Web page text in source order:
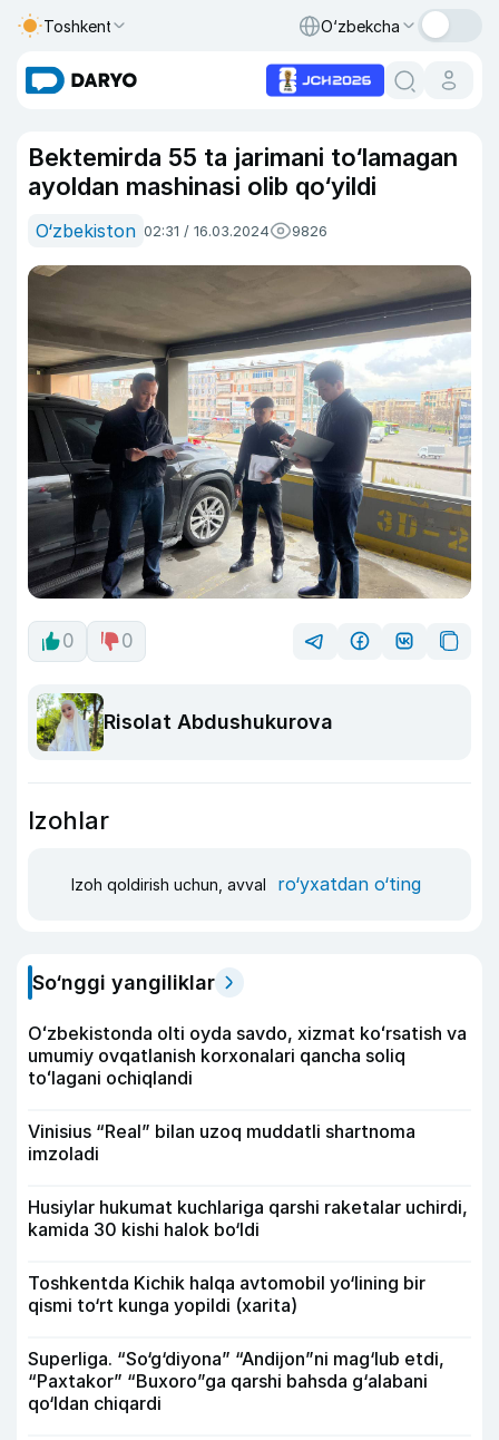
Toshkent O‘zbekcha
Bektemirda 55 ta jarimani to‘lamagan
ayoldan mashinasi olib qo‘yildi
O‘zbekiston 02:31 / 16.03.2024 9826
0 0
Risolat Abdushukurova
Izohlar
Izoh qoldirish uchun, avval ro‘yxatdan o‘ting
So‘nggi yangiliklar
Oʻzbekistonda olti oyda savdo, xizmat koʻrsatish va
umumiy ovqatlanish korxonalari qancha soliq
toʻlagani ochiqlandi
Vinisius “Real” bilan uzoq muddatli shartnoma
imzoladi
Husiylar hukumat kuchlariga qarshi raketalar uchirdi,
kamida 30 kishi halok bo‘ldi
Toshkentda Kichik halqa avtomobil yo‘lining bir
qismi to‘rt kunga yopildi (xarita)
Superliga. “So‘g‘diyona” “Andijon”ni mag‘lub etdi,
“Paxtakor” “Buxoro”ga qarshi bahsda g‘alabani
qo‘ldan chiqardi